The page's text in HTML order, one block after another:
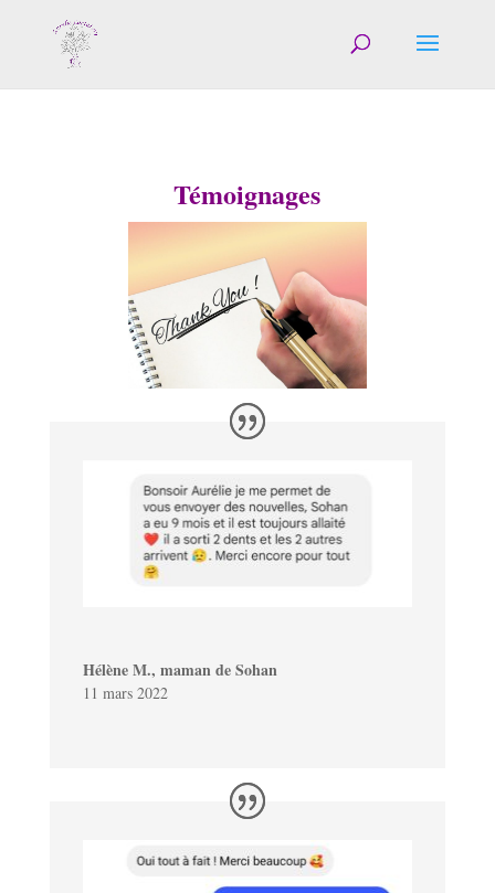
Témoignages
Hélène M., maman de Sohan
11 mars 2022